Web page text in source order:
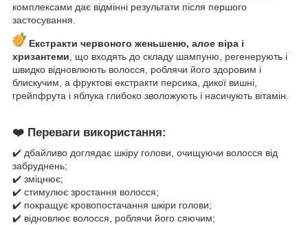
комплексами дає відмінні результати після першого
застосування.
Екстракти червоного женьшеню, алое віра і
хризантеми , що входять до складу шампуню, регенерують і
швидко відновлюють волосся, роблячи його здоровим і
блискучим, а фруктові екстракти персика, дикої вишні,
грейпфрута і яблука глибоко зволожують і насичують вітамін.
❤️ Переваги використання:
✔️ дбайливо доглядає шкіру голови, очищуючи волосся від
забруднень;
✔️ зміцнює;
✔️ стимулює зростання волосся;
✔️ покращує кровопостачання шкіри голови;
✔️ відновлює волосся, роблячи його сяючим;